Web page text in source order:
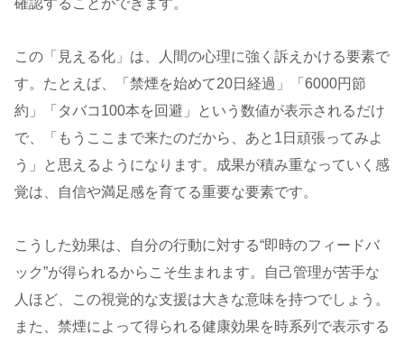
確認することができます。
この「見える化」は、人間の心理に強く訴えかける要素で
す。たとえば、「禁煙を始めて20日経過」「6000円節
約」「タバコ100本を回避」という数値が表示されるだけ
で、「もうここまで来たのだから、あと1日頑張ってみよ
う」と思えるようになります。成果が積み重なっていく感
覚は、自信や満足感を育てる重要な要素です。
こうした効果は、自分の行動に対する“即時のフィードバ
ック”が得られるからこそ生まれます。自己管理が苦手な
人ほど、この視覚的な支援は大きな意味を持つでしょう。
また、禁煙によって得られる健康効果を時系列で表示する